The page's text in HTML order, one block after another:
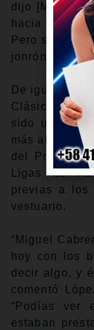
dijo [Miguel
hacia el
Pero solo
jonrón”.
De igual
Clásicos
sido una voz
más allá del
del Premio
Ligas no
previas a los
vestuario.
“Miguel
hoy con los
decir algo, y
comentó
“Podías ver
estaban